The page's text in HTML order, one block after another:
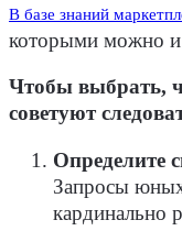
В базе знаний
которыми можно и
Чтобы выбрать,
советуют
Определите
Запросы
кардинально